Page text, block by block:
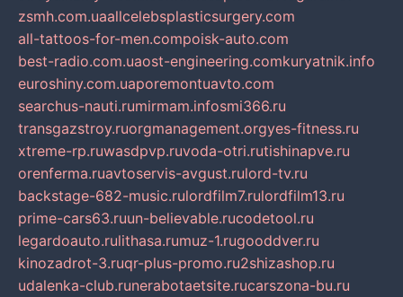
zsmh.com.uaallcelebsplasticsurgery.com
all-tattoos-for-men.compoisk-auto.com
best-radio.com.uaost-engineering.comkuryatnik.info
euroshiny.com.uaporemontuavto.com
searchus-nauti.rumirmam.infosmi366.ru
transgazstroy.ruorgmanagement.orgyes-fitness.ru
xtreme-rp.ruwasdpvp.ruvoda-otri.rutishinapve.ru
orenferma.ruavtoservis-avgust.rulord-tv.ru
backstage-682-music.rulordfilm7.rulordfilm13.ru
prime-cars63.ruun-believable.rucodetool.ru
legardoauto.rulithasa.rumuz-1.rugooddver.ru
kinozadrot-3.ruqr-plus-promo.ru2shizashop.ru
udalenka-club.runerabotaetsite.rucarszona-bu.ru